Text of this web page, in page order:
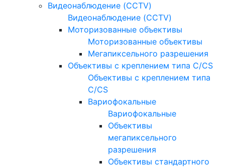
Видеонаблюдение (CCTV)
Видеонаблюдение (CCTV)
Моторизованные объективы
Моторизованные объективы
Мегапиксельного разрешения
Объективы с креплением типа C/CS
Объективы с креплением типа
C/CS
Вариофокальные
Вариофокальные
Объективы
мегапиксельного
разрешения
Объективы стандартного